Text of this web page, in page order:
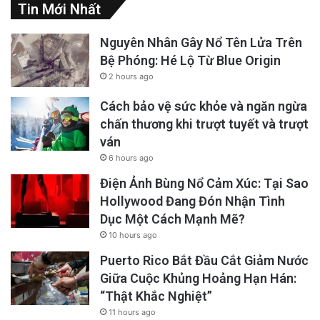
Việt Nam đã công bố Kế hoạch huy
động nguồn lực thực hiện Tuyên bố chính trị
thiết lập quan hệ đối tác chuyển đổi năng
lượng công bằng (JETP) trị giá 15,5 tỷ USD.
Tin Mới Nhất
Nguyên Nhân Gây Nổ Tên Lửa Trên
Bệ Phóng: Hé Lộ Từ Blue Origin
2 hours ago
Cách bảo vệ sức khỏe và ngăn ngừa
chấn thương khi trượt tuyết và trượt
ván
6 hours ago
Điện Ảnh Bùng Nổ Cảm Xúc: Tại Sao
Hollywood Đang Đón Nhận Tình
Dục Một Cách Mạnh Mẽ?
10 hours ago
Puerto Rico Bắt Đầu Cắt Giảm Nước
Giữa Cuộc Khủng Hoảng Hạn Hán:
“Thật Khắc Nghiệt”
11 hours ago